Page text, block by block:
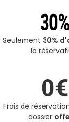
Seulement 30%
la
Frais de
dossier